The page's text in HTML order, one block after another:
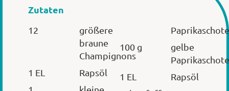
Zutaten
12
größere
braune
Champignons
1 EL
Rapsöl
Paprikaschote
100 g
gelbe
Paprikaschote
1 EL
Rapsöl